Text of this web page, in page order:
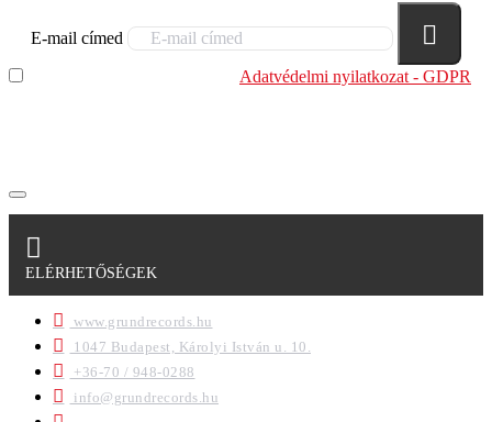
E-mail címed
Adatvédelmi nyilatkozat - GDPR
ELÉRHETŐSÉGEK
www.grundrecords.hu
1047 Budapest, Károlyi István u. 10.
+36-70 / 948-0288
info@grundrecords.hu